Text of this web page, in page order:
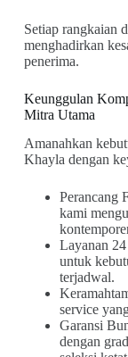
Setiap rangkaian
menghadirkan
penerima.
Keunggulan
Mitra Utama
Amanahkan
Khayla dengan
Perancang
kami
Layanan
untuk
terjadwal.
service
Garansi
dengan